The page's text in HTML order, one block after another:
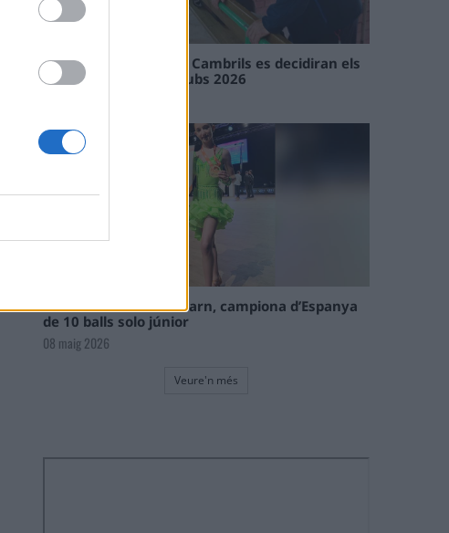
En les tirades de Flix i Cambrils es decidiran els
campions de l’Interclubs 2026
La tortosina Cinta Talarn, campiona d’Espanya
de 10 balls solo júnior
08 maig 2026
Veure'n més